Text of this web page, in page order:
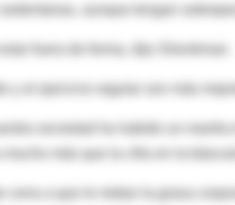
aunque tengan
fuera de forma, dijo Shenkman.
y el ejercicio regular son más
sociedad ha habido un
más que la cifra en la
corra a que le midan la grasa